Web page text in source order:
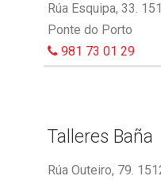
Rúa Esquipa, 33.
Ponte do Porto
981 73 01 29
Talleres Baña
Rúa Outeiro, 79.